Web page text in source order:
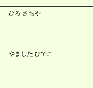
ひろ さちや
やました ひでこ